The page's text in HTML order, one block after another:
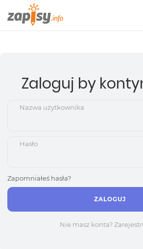
Zaloguj by
Nazwa użytkownika
Hasło
Zapomniałeś hasła?
ZALOGUJ
Nie masz konta?